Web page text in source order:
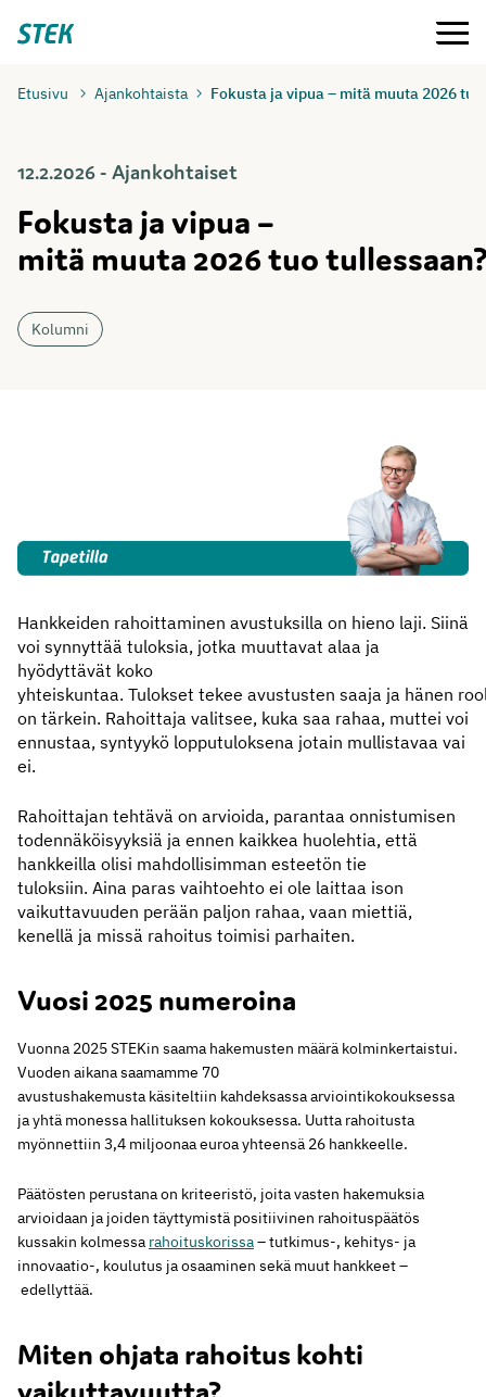
suoraan
Stek Valikko
Etusivu Ajankohtaista Fokusta ja vipua – mitä muuta 2026
12.2.2026 - Ajankohtaiset
Fokusta ja vipua –
mitä muuta 2026 tuo
Kolumni
Hankkeiden rahoittaminen avustuksilla on hieno laji. Siinä
voi synnyttää tuloksia, jotka muuttavat alaa ja
hyödyttävät koko
yhteiskuntaa. Tulokset tekee avustusten saaja ja hänen
on tärkein. Rahoittaja valitsee, kuka saa rahaa, muttei voi
ennustaa, syntyykö lopputuloksena jotain mullistavaa vai
ei.
Rahoittajan tehtävä on arvioida, parantaa onnistumisen
todennäköisyyksiä ja ennen kaikkea huolehtia, että
hankkeilla olisi mahdollisimman esteetön tie
tuloksiin. Aina paras vaihtoehto ei ole laittaa ison
vaikuttavuuden perään paljon rahaa, vaan miettiä,
kenellä ja missä rahoitus toimisi parhaiten.
Vuosi 2025 numeroina
Vuonna 2025 STEKin saama hakemusten määrä kolminkertaistui.
Vuoden aikana saamamme 70
avustushakemusta käsiteltiin kahdeksassa arviointikokouksessa
ja yhtä monessa hallituksen kokouksessa. Uutta rahoitusta
myönnettiin 3,4 miljoonaa euroa yhteensä 26 hankkeelle.
Päätösten perustana on kriteeristö, joita vasten hakemuksia
arvioidaan ja joiden täyttymistä positiivinen rahoituspäätös
kussakin kolmessa rahoituskorissa– tutkimus-, kehitys- ja
innovaatio-, koulutus ja osaaminen sekä muut hankkeet –
edellyttää.
Miten ohjata rahoitus kohti